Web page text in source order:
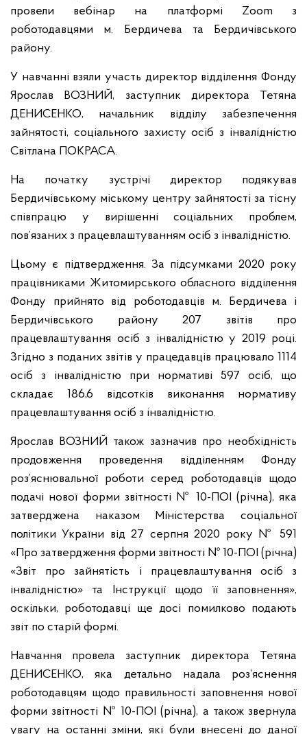
провели вебінар на платформі Zoom з
роботодавцями м. Бердичева та Бердичівського
району.
У навчанні взяли участь директор відділення Фонду
Ярослав ВОЗНИЙ, заступник директора Тетяна
ДЕНИСЕНКО, начальник відділу забезпечення
зайнятості, соціального захисту осіб з інвалідністю
Світлана ПОКРАСА.
На початку зустрічі директор подякував
Бердичівському міському центру зайнятості за тісну
співпрацю у вирішенні соціальних проблем,
пов’язаних з працевлаштуванням осіб з інвалідністю.
Цьому є підтвердження. За підсумками 2020 року
працівниками Житомирського обласного відділення
Фонду прийнято від роботодавців м. Бердичева і
Бердичівського району 207 звітів про
працевлаштування осіб з інвалідністю у 2019 році.
Згідно з поданих звітів у працедавців працювало 1114
осіб з інвалідністю при нормативі 597 осіб, що
складає 186,6 відсотків виконання нормативу
працевлаштування осіб з інвалідністю.
Ярослав ВОЗНИЙ також зазначив про необхідність
продовження проведення відділенням Фонду
роз’яснювальної роботи серед роботодавців щодо
подачі нової форми звітності № 10-ПОІ (річна), яка
затверджена наказом Міністерства соціальної
політики України від 27 серпня 2020 року № 591
«Про затвердження форми звітності № 10-ПОІ (річна)
«Звіт про зайнятість і працевлаштування осіб з
інвалідністю» та Інструкції щодо її заповнення»,
оскільки, роботодавці ще досі помилково подають
звіт по старій формі.
Навчання провела заступник директора Тетяна
ДЕНИСЕНКО, яка детально надала роз’яснення
роботодавцям щодо правильності заповнення нової
форми звітності № 10-ПОІ (річна), а також звернула
увагу на останні зміни, які були внесені до даної